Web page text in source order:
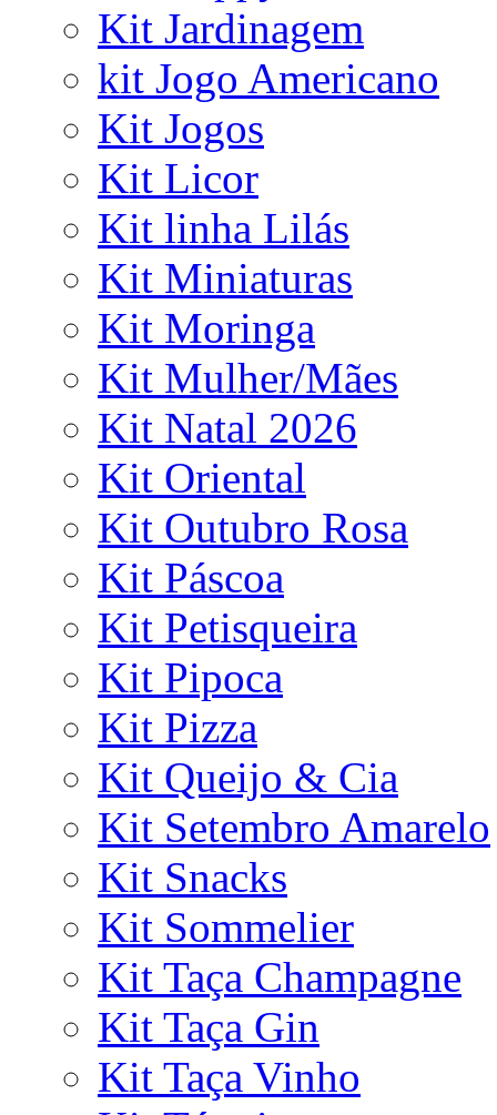
Kit Jardinagem
kit Jogo Americano
Kit Jogos
Kit Licor
Kit linha Lilás
Kit Miniaturas
Kit Moringa
Kit Mulher/Mães
Kit Natal 2026
Kit Oriental
Kit Outubro Rosa
Kit Páscoa
Kit Petisqueira
Kit Pipoca
Kit Pizza
Kit Queijo & Cia
Kit Setembro Amarelo
Kit Snacks
Kit Sommelier
Kit Taça Champagne
Kit Taça Gin
Kit Taça Vinho